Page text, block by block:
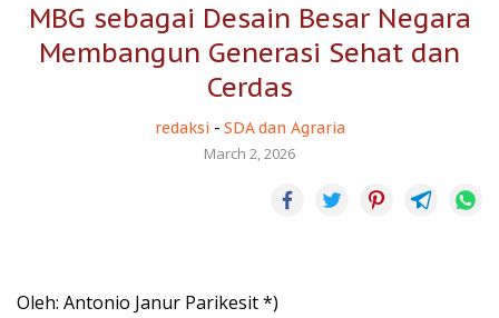
MBG sebagai Desain Besar Negara
Membangun Generasi Sehat dan
Cerdas
redaksi - SDA dan Agraria
March 2, 2026
Oleh: Antonio Janur Parikesit *)